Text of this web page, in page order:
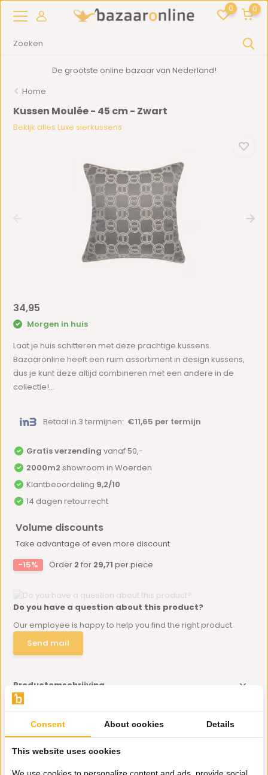
0 0
De grootste online bazaar van Nederland!
Home
Kussen Moulée - 45 cm - Zwart
Bekijk alles Luxe sierkussens
34,95
Morgen in huis
Laat je huis schitteren met deze prachtige kussens.
Bazaaronline heeft een ruim assortiment in design kussens,
dus je kunt deze altijd combineren met een andere in de
collectie!...
Betaal in 3 termijnen: €11,65 per termijn
Gratis verzending vanaf 50,-
2000m2 showroom in Woerden
Klantbeoordeling 9,2/10
14 dagen retourrecht
Volume discounts
Take advantage of even more discount
-15%
Order 2 for 29,71 per piece
Do you have a question about this product?
Our employee is happy to help you find the right product
Send mail
Productomschrijving
Specificaties
Delen
Consent About cookies Details
This website uses cookies